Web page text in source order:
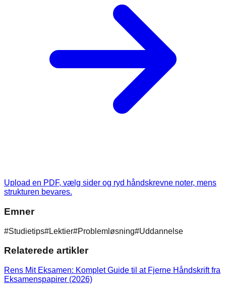
Upload en PDF, vælg sider og ryd håndskrevne noter, mens
strukturen bevares.
Emner
#Studietips#Lektier#Problemløsning#Uddannelse
Relaterede artikler
Rens Mit Eksamen: Komplet Guide til at Fjerne Håndskrift fra
Eksamenspapirer (2026)